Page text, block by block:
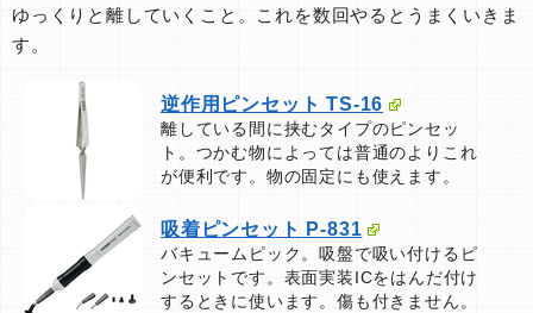
ゆっくりと離していくこと。これを数回やるとうまくいきま
す。
逆作用ピンセット TS-16
離している間に挟むタイプのピンセッ
ト。つかむ物によっては普通のよりこれ
が便利です。物の固定にも使えます。
吸着ピンセット P-831
バキュームピック。吸盤で吸い付けるピ
ンセットです。表面実装ICをはんだ付け
するときに使います。傷も付きません。